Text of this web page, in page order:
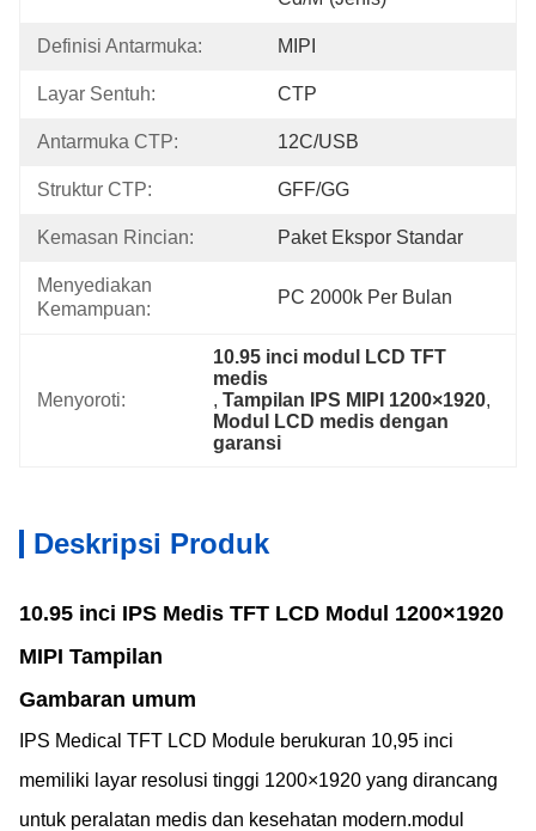
Definisi Antarmuka: MIPI
Layar Sentuh: CTP
Antarmuka CTP: 12C/USB
Struktur CTP: GFF/GG
Kemasan Rincian: Paket Ekspor Standar
Menyediakan
Kemampuan:
PC 2000k Per Bulan
Menyoroti:
10.95 inci modul LCD TFT
medis
, Tampilan IPS MIPI 1200×1920,
Modul LCD medis dengan
garansi
Deskripsi Produk
10.95 inci IPS Medis TFT LCD Modul 1200×1920
MIPI Tampilan
Gambaran umum
IPS Medical TFT LCD Module berukuran 10,95 inci
memiliki layar resolusi tinggi 1200×1920 yang dirancang
untuk peralatan medis dan kesehatan modern.modul